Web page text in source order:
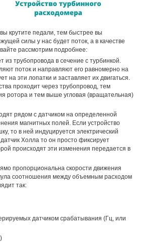
крутите педали, тем быстрее вы
силы у нас будет поток, а в качестве
рассмотрим подробнее:
из трубопровода в сечение с турбинкой.
поток и направляют его равномерно на
на эти лопатки и заставляет их двигаться.
проходит через трубопровод, тем
ротора и тем выше угловая (вращательная)
рядом с датчиком на определенной
магнитных полей. Если устройство
то в ней индуцируется электрический
Холла то он просто фиксирует
происходят эти изменения передается в
пропорциональна скорости движения
соотношения между объемным расходом
так:
датчиком срабатывания (Гц, или